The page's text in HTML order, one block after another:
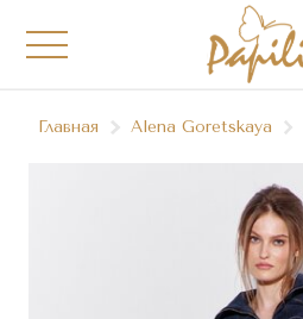
Главная Alena Goretskaya